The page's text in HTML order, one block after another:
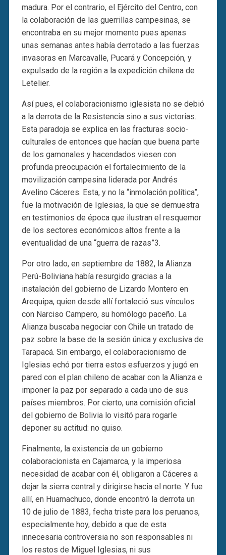
madura. Por el contrario, el Ejército del Centro, con
la colaboración de las guerrillas campesinas, se
encontraba en su mejor momento pues apenas
unas semanas antes había derrotado a las fuerzas
invasoras en Marcavalle, Pucará y Concepción, y
expulsado de la región a la expedición chilena de
Letelier.
Así pues, el colaboracionismo iglesista no se debió
a la derrota de la Resistencia sino a sus victorias.
Esta paradoja se explica en las fracturas socio-
culturales de entonces que hacían que buena parte
de los gamonales y hacendados viesen con
profunda preocupación el fortalecimiento de la
movilización campesina liderada por Andrés
Avelino Cáceres. Esta, y no la “inmolación política”,
fue la motivación de Iglesias, la que se demuestra
en testimonios de época que ilustran el resquemor
de los sectores económicos altos frente a la
eventualidad de una “guerra de razas”3.
Por otro lado, en septiembre de 1882, la Alianza
Perú-Boliviana había resurgido gracias a la
instalación del gobierno de Lizardo Montero en
Arequipa, quien desde allí fortaleció sus vínculos
con Narciso Campero, su homólogo paceño. La
Alianza buscaba negociar con Chile un tratado de
paz sobre la base de la sesión única y exclusiva de
Tarapacá. Sin embargo, el colaboracionismo de
Iglesias echó por tierra estos esfuerzos y jugó en
pared con el plan chileno de acabar con la Alianza e
imponer la paz por separado a cada uno de sus
países miembros. Por cierto, una comisión oficial
del gobierno de Bolivia lo visitó para rogarle
deponer su actitud: no quiso.
Finalmente, la existencia de un gobierno
colaboracionista en Cajamarca, y la imperiosa
necesidad de acabar con él, obligaron a Cáceres a
dejar la sierra central y dirigirse hacia el norte. Y fue
allí, en Huamachuco, donde encontró la derrota un
10 de julio de 1883, fecha triste para los peruanos,
especialmente hoy, debido a que de esta
innecesaria controversia no son responsables ni
los restos de Miguel Iglesias, ni sus